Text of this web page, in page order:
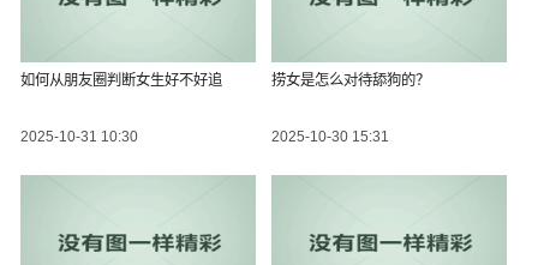
如何从朋友圈判断女生好不好追
2025-10-31 10:30
捞女是怎么对待舔狗的？
2025-10-30 15:31